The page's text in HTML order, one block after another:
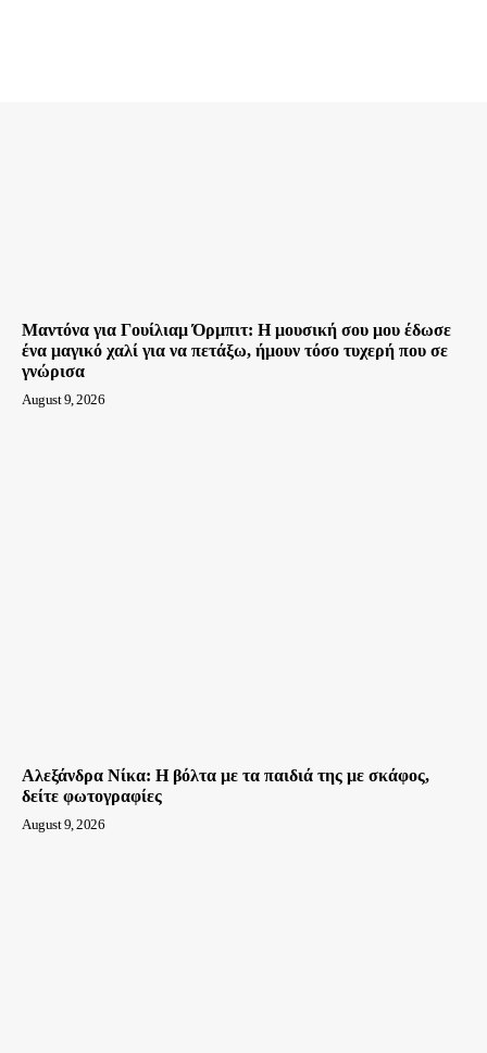
Μαντόνα για Γουίλιαμ Όρμπιτ: Η μουσική σου μου έδωσε
ένα μαγικό χαλί για να πετάξω, ήμουν τόσο τυχερή που σε
γνώρισα
August 9, 2026
Αλεξάνδρα Νίκα: Η βόλτα με τα παιδιά της με σκάφος,
δείτε φωτογραφίες
August 9, 2026